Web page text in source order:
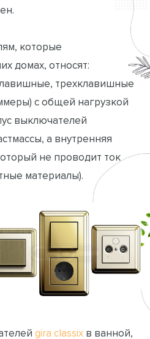
которые
домах, относят:
трехклавишные
с общей нагрузкой
выключателей
а внутренняя
не проводит ток
материалы).
gira classix в ванной,